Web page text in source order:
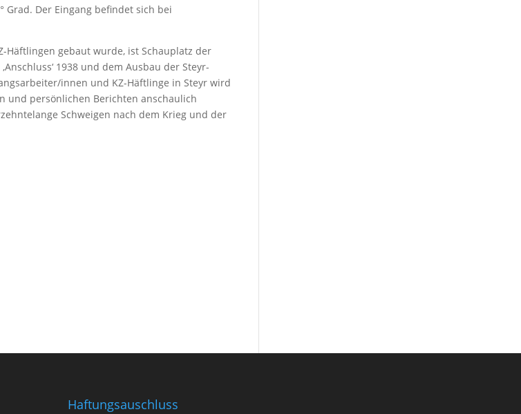
Grad. Der Eingang befindet sich bei
Häftlingen gebaut wurde, ist Schauplatz der
1938 und dem Ausbau der Steyr-
innen und KZ-Häftlinge in Steyr wird
und persönlichen Berichten anschaulich
Schweigen nach dem Krieg und der
Haftungsauschluss